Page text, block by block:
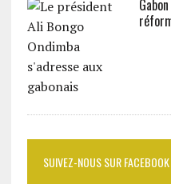
SUIVEZ-NOUS SUR FACEBOOK